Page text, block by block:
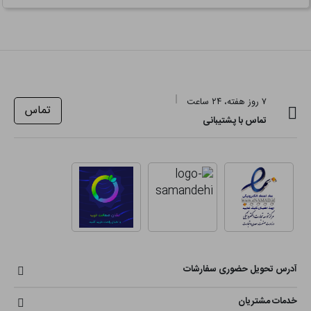
۷ روز هفته، ۲۴ ساعت
تماس با پشتیبانی
تماس
آدرس تحویل حضوری سفارشات
خدمات مشتریان